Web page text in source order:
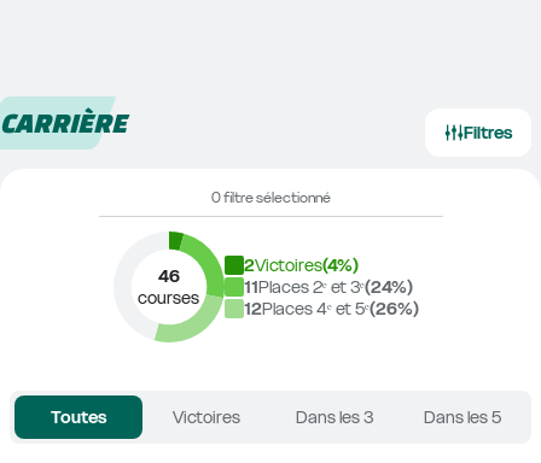
CARRIÈRE Filtres
0 filtre sélectionné
46
courses
2Victoires(4%)
11Places 2ᵉ et 3ᵉ(24%)
12Places 4ᵉ et 5ᵉ(26%)
Toutes Victoires Dans les 3 Dans les 5